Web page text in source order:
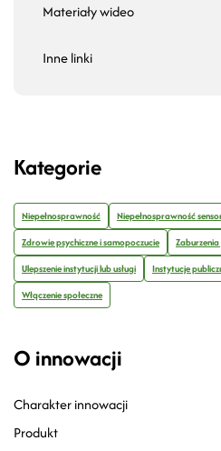
Materiały wideo
Inne linki
Kategorie
Niepełnosprawność
Niepełnosprawność
Zdrowie psychiczne i samopoczucie
Ulepszenie instytucji lub usługi
Instytucje
Włączenie społeczne
O innowacji
Charakter innowacji
Produkt